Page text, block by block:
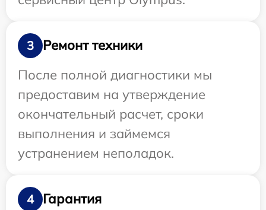
3
Ремонт техники
После полной диагностики мы
предоставим на утверждение
окончательный расчет, сроки
выполнения и займемся
устранением неполадок.
4 Гарантия